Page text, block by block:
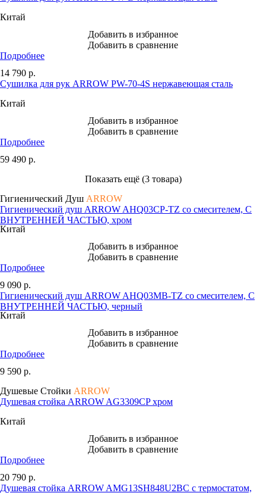
Китай
Добавить в избранное
Добавить в сравнение
Подробнее
14 790 р.
Сушилка для рук ARROW PW-70-4S нержавеющая сталь
Китай
Добавить в избранное
Добавить в сравнение
Подробнее
59 490 р.
Показать ещё (3 товара)
Гигиенический Душ ARROW
Гигиенический душ ARROW AHQ03CP-TZ со смесителем, С
ВНУТРЕННЕЙ ЧАСТЬЮ, хром
Китай
Добавить в избранное
Добавить в сравнение
Подробнее
9 090 р.
Гигиенический душ ARROW AHQ03MB-TZ со смесителем, С
ВНУТРЕННЕЙ ЧАСТЬЮ, черный
Китай
Добавить в избранное
Добавить в сравнение
Подробнее
9 590 р.
Душевые Стойки ARROW
Душевая стойка ARROW AG3309CP хром
Китай
Добавить в избранное
Добавить в сравнение
Подробнее
20 790 р.
Душевая стойка ARROW AMG13SH848U2BC с термостатом,